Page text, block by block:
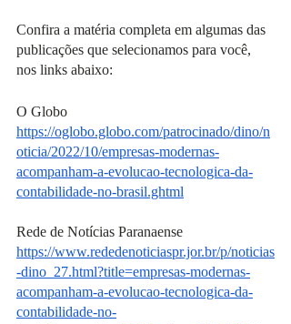
Confira a matéria completa em algumas das
publicações que selecionamos para você,
nos links abaixo:
O Globo
https://oglobo.globo.com/patrocinado/dino/n
oticia/2022/10/empresas-modernas-
acompanham-a-evolucao-tecnologica-da-
contabilidade-no-brasil.ghtml
Rede de Notícias Paranaense
https://www.rededenoticiaspr.jor.br/p/noticias
-dino_27.html?title=empresas-modernas-
acompanham-a-evolucao-tecnologica-da-
contabilidade-no-